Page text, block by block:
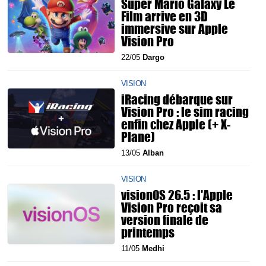
Film arrive en 3D
immersive sur Apple
Vision Pro
22/05 Dargo
VISION
iRacing débarque sur
Vision Pro : le sim racing
enfin chez Apple (+ X-
Plane)
13/05 Alban
VISION
visionOS 26.5 : l'Apple
Vision Pro reçoit sa
version finale de
printemps
11/05 Medhi